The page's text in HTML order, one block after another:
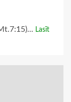
Lasīt